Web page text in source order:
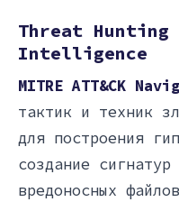
Threat Hunting
Intelligence
MITRE ATT&CK
тактик и техник
для построения
создание
вредоносных